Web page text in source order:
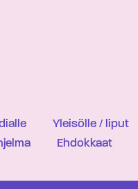
Yleisölle / liput
Ehdokkaat